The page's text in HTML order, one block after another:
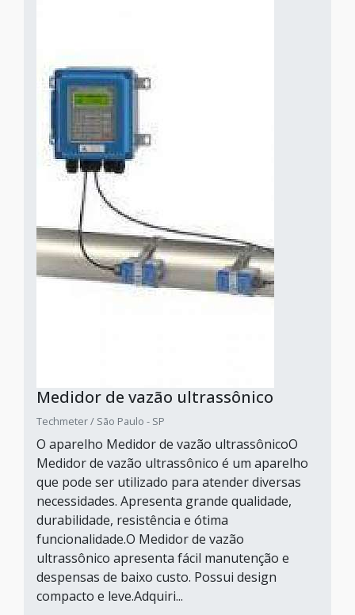
Medidor de vazão ultrassônico
Techmeter / São Paulo - SP
O aparelho Medidor de vazão ultrassônicoO
Medidor de vazão ultrassônico é um aparelho
que pode ser utilizado para atender diversas
necessidades. Apresenta grande qualidade,
durabilidade, resistência e ótima
funcionalidade.O Medidor de vazão
ultrassônico apresenta fácil manutenção e
despensas de baixo custo. Possui design
compacto e leve.Adquiri...